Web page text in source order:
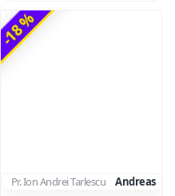
-18 %
Pr. Ion Andrei Tarlescu Andreas